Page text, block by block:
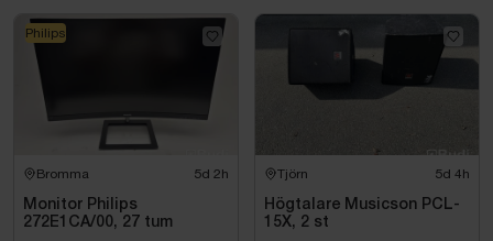
Bromma 5d 2h
Monitor Philips
272E1CA/00, 27 tum
Philips
Tjörn 5d 4h
Högtalare Musicson PCL-
15X, 2 st